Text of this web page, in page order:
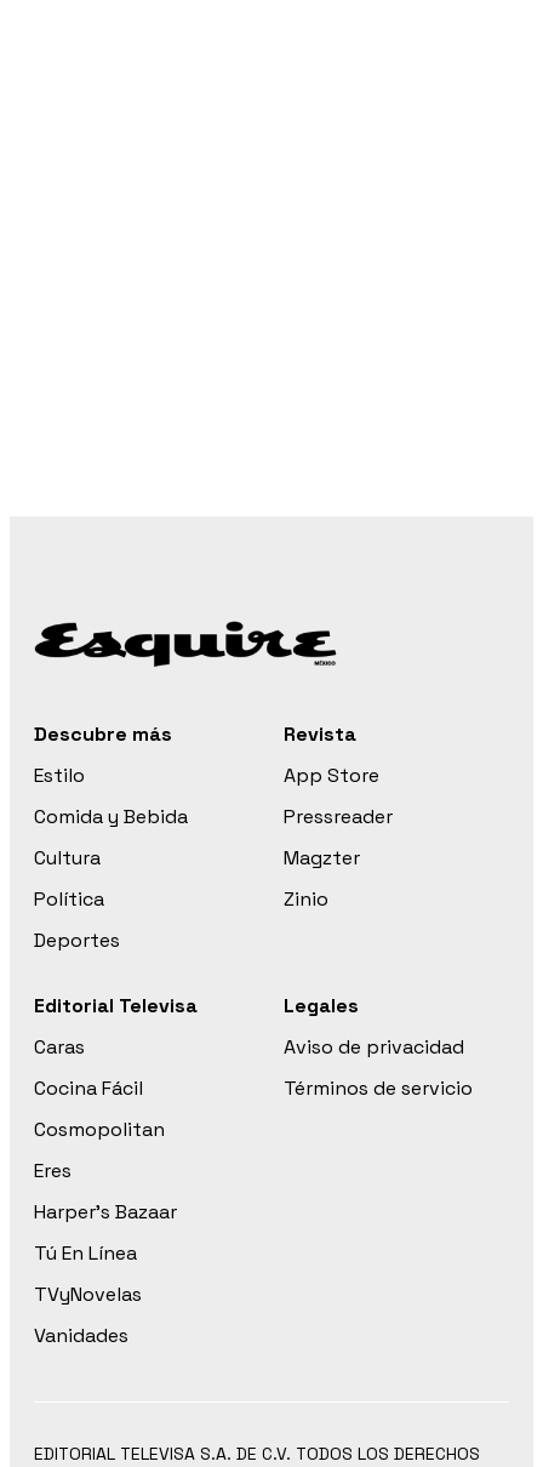
Descubre más
Estilo
Comida y Bebida
Cultura
Política
Deportes
Revista
App Store
Pressreader
Magzter
Zinio
Editorial Televisa
Caras
Cocina Fácil
Cosmopolitan
Eres
Harper’s Bazaar
Tú En Línea
TVyNovelas
Vanidades
Legales
Aviso de privacidad
Términos de servicio
EDITORIAL TELEVISA S.A. DE C.V. TODOS LOS DERECHOS